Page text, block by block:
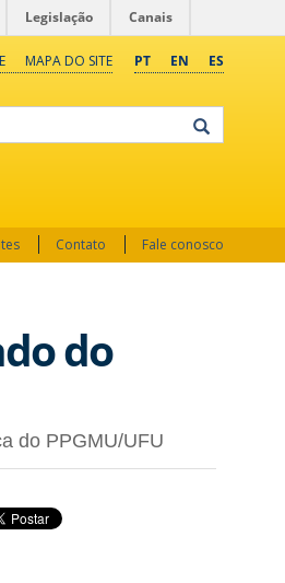
Legislação Canais
PT EN ES
MAPA DO SITE
Contato Fale conosco
do
do PPGMU/UFU